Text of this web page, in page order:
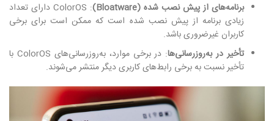
برنامه‌های از پیش نصب شده (Bloatware)
: ColorOS دارای تعداد
زیادی برنامه از پیش نصب شده است که ممکن است برای برخی
کاربران غیرضروری باشد.
تأخیر در به‌روزرسانی‌ها
: در برخی موارد، به‌روزرسانی‌های ColorOS با
تأخیر نسبت به برخی رابط‌های کاربری دیگر منتشر می‌شوند.